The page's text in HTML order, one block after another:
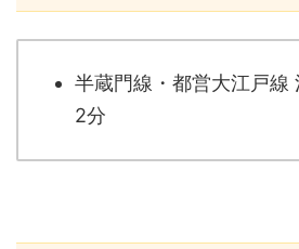
半蔵門線・都営大江戸線
2分